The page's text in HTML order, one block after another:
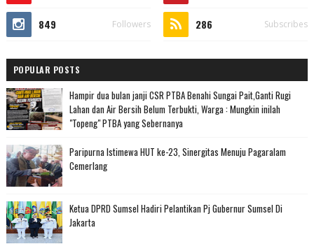
849 Followers 286 Subscribes
POPULAR POSTS
Hampir dua bulan janji CSR PTBA Benahi Sungai Pait,Ganti Rugi
Lahan dan Air Bersih Belum Terbukti, Warga : Mungkin inilah
"Topeng" PTBA yang Sebernanya
Paripurna Istimewa HUT ke-23, Sinergitas Menuju Pagaralam
Cemerlang
Ketua DPRD Sumsel Hadiri Pelantikan Pj Gubernur Sumsel Di
Jakarta